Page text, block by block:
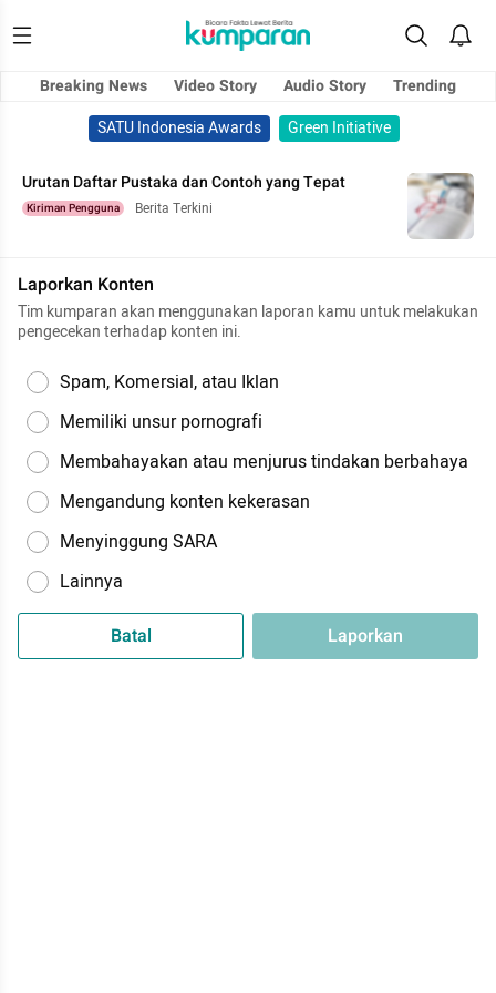
Breaking News Video Story Audio Story
Trending
SATU Indonesia Awards
Green Initiative
Urutan Daftar Pustaka dan Contoh yang Tepat
Kiriman Pengguna Berita Terkini
Laporkan Konten
Tim kumparan akan menggunakan laporan kamu untuk melakukan
pengecekan terhadap konten ini.
Spam, Komersial, atau Iklan
Memiliki unsur pornografi
Membahayakan atau menjurus tindakan berbahaya
Mengandung konten kekerasan
Menyinggung SARA
Lainnya
Batal Laporkan